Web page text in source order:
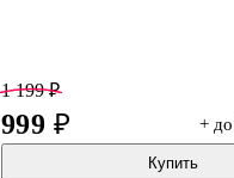
1 199 ₽
999 ₽ + до
Купить